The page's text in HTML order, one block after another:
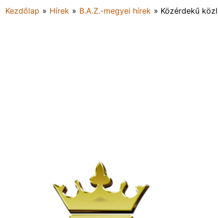
Kezdőlap » Hírek » B.A.Z.-megyei hírek » Közérdekű